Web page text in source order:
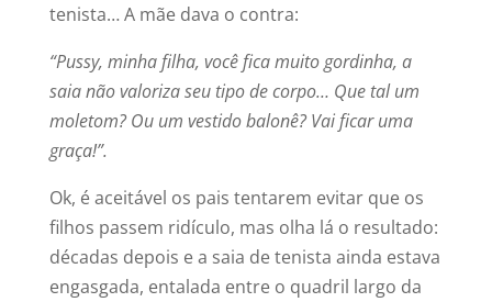
tenista… A mãe dava o contra:
“Pussy, minha filha, você fica muito gordinha, a
saia não valoriza seu tipo de corpo… Que tal um
moletom? Ou um vestido balonê? Vai ficar uma
graça!”.
Ok, é aceitável os pais tentarem evitar que os
filhos passem ridículo, mas olha lá o resultado:
décadas depois e a saia de tenista ainda estava
engasgada, entalada entre o quadril largo da